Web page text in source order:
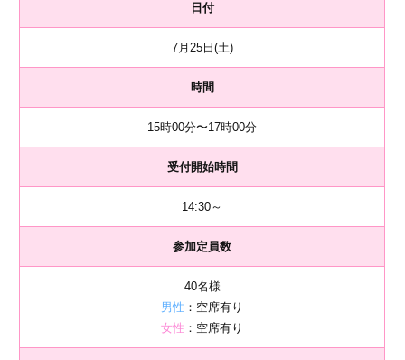
日付
7月25日(土)
時間
15時00分〜17時00分
受付開始時間
14:30～
参加定員数
40名様
男性 ：空席有り
女性 ：空席有り